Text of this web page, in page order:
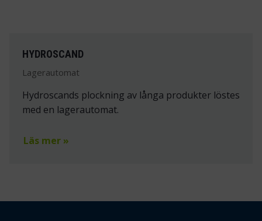
HYDROSCAND
Lagerautomat
Hydroscands plockning av långa produkter löstes
med en lagerautomat.
Läs mer »